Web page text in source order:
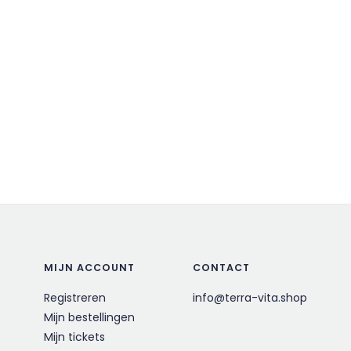
MIJN ACCOUNT
Registreren
Mijn bestellingen
Mijn tickets
CONTACT
info@terra-vita.shop